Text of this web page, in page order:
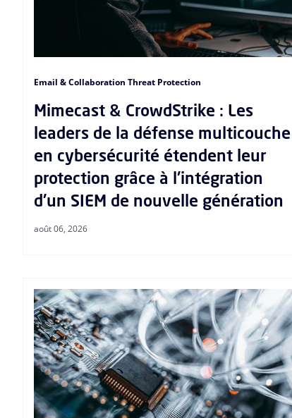
Email & Collaboration Threat Protection
août 06, 2026
Mimecast & CrowdStrike : Les
leaders de la défense multicouche
en cybersécurité étendent leur
protection grâce à l'intégration
d'un SIEM de nouvelle génération